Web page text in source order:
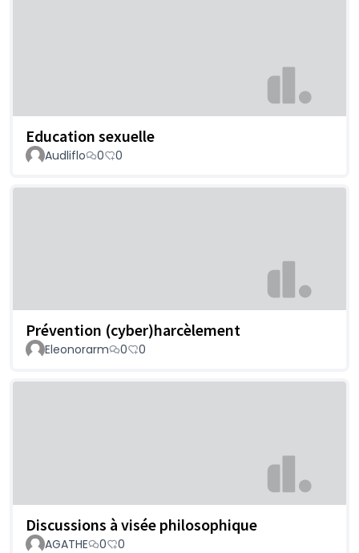
Education sexuelle
Audliflo 0 0
Prévention (cyber)harcèlement
Eleonorarm 0 0
Discussions à visée philosophique
AGATHE 0 0